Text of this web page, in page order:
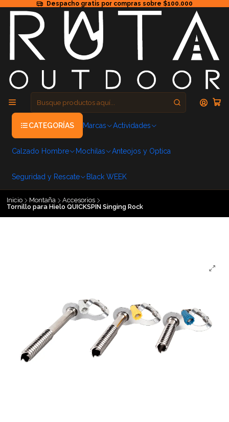
Despacho gratis por compras sobre $100.000
CATEGORÍAS Marcas Actividades
Calzado Hombre Mochilas Anteojos y Optica
Seguridad y Rescate Black WEEK
Inicio Montaña
Accesorios
Tornillo para Hielo QUICKSPIN Singing Rock